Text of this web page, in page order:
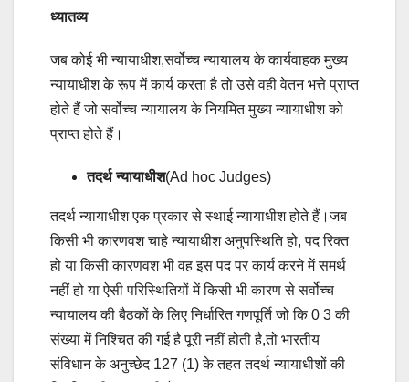
ध्यातव्य
जब कोई भी न्यायाधीश,सर्वोच्च न्यायालय के कार्यवाहक मुख्य
न्यायाधीश के रूप में कार्य करता है तो उसे वही वेतन भत्ते प्राप्त
होते हैं जो सर्वोच्च न्यायालय के नियमित मुख्य न्यायाधीश को
प्राप्त होते हैं।
तदर्थ न्यायाधीश(Ad hoc Judges)
तदर्थ न्यायाधीश एक प्रकार से स्थाई न्यायाधीश होते हैं।जब
किसी भी कारणवश चाहे न्यायाधीश अनुपस्थिति हो, पद रिक्त
हो या किसी कारणवश भी वह इस पद पर कार्य करने में समर्थ
नहीं हो या ऐसी परिस्थितियों में किसी भी कारण से सर्वोच्च
न्यायालय की बैठकों के लिए निर्धारित गणपूर्ति जो कि 0 3 की
संख्या में निश्चित की गई है पूरी नहीं होती है,तो भारतीय
संविधान के अनुच्छेद 127 (1) के तहत तदर्थ न्यायाधीशों की